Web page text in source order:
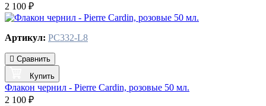
2 100 ₽
Артикул: PC332-L8
Сравнить
Купить
Флакон чернил - Pierre Cardin, розовые 50 мл.
2 100 ₽